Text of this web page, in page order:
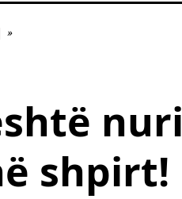
»
shpirt!